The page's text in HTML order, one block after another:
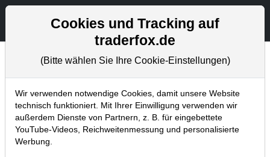
Aktien- und Artikelsuche
Chartanalysen
Home Blog Chartanalysen
Chartanalyse ASML: Abverkauf
nach den Zahlen – hier kaufe ich!
Cookies und Tracking auf
traderfox.de
(Bitte wählen Sie Ihre Cookie-Einstellungen)
Wir verwenden notwendige Cookies, damit unsere Website
technisch funktioniert. Mit Ihrer Einwilligung verwenden wir
außerdem Dienste von Partnern, z. B. für eingebettete
YouTube-Videos, Reichweitenmessung und personalisierte
Werbung.